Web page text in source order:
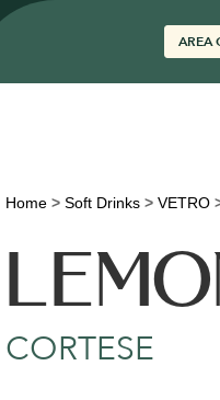
AREA
Home> Soft Drinks> VETRO
CORTESE